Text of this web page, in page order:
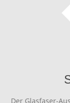
Der Glasfaser-